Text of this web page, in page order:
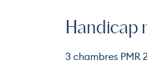
Handicap
3 chambres PMR